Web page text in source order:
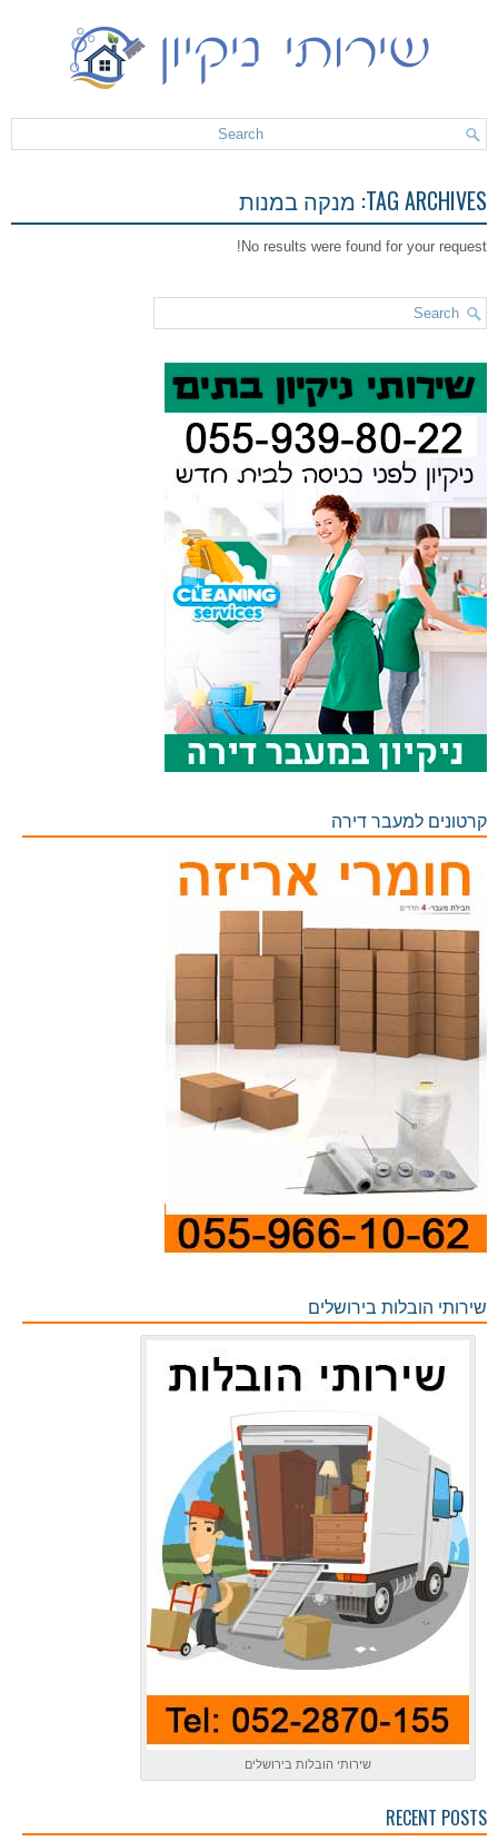
TAG ARCHIVES: מנקה במנות
No results were found for your request!
קרטונים למעבר דירה
שירותי הובלות בירושלים
שירותי הובלות בירושלים
RECENT POSTS